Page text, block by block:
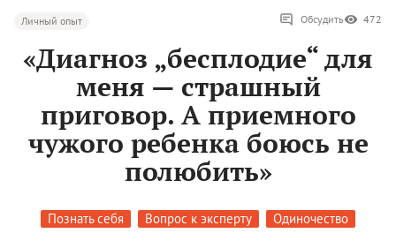
Личный опыт Обсудить 472
«Диагноз „бесплодие“ для
меня — страшный
приговор. А приемного
чужого ребенка боюсь не
полюбить»
Познать себя Вопрос к эксперту Одиночество